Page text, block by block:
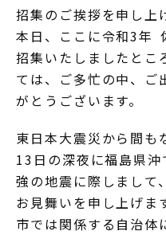
招集のご挨拶を申し上
本日、ここに令和3年
招集いたしましたとこ
ては、ご多忙の中、ご
がとうございます。
東日本大震災から間も
13日の深夜に福島県
強の地震に際しまして
お見舞いを申し上げま
市では関係する自治体